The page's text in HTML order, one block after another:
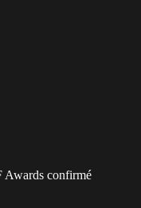
Awards confirmé